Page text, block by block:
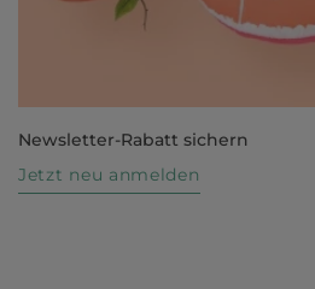
Newsletter-Rabatt sichern
Jetzt neu anmelden